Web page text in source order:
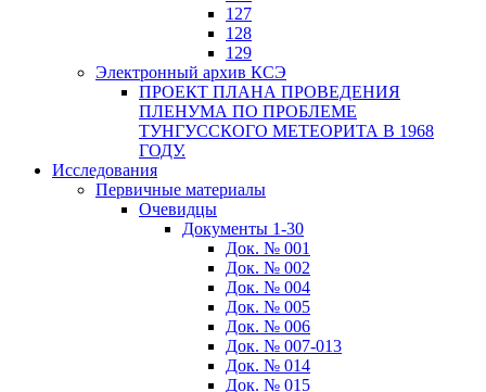
127
128
129
Электронный архив КСЭ
ПРОЕКТ ПЛАНА ПРОВЕДЕНИЯ
ПЛЕНУМА ПО ПРОБЛЕМЕ
ТУНГУССКОГО МЕТЕОРИТА В 1968
ГОДУ.
Исследования
Первичные материалы
Очевидцы
Документы 1-30
Док. № 001
Док. № 002
Док. № 004
Док. № 005
Док. № 006
Док. № 007-013
Док. № 014
Док. № 015